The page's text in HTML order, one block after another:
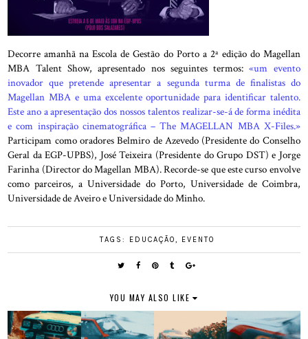
Decorre amanhã na Escola de Gestão do Porto a 2ª edição do Magellan
MBA Talent Show, apresentado nos seguintes termos:«um evento
inovador que pretende apresentar a segunda turma de finalistas do
Magellan MBA e uma excelente oportunidade para identificar talento.
Este ano a apresentação dos nossos talentos realizar-se-á de forma inédita
e com inspiração cinematográfica – The MAGELLAN MBA X-Files.»
Participam como oradores Belmiro de Azevedo (Presidente do Conselho
Geral da EGP-UPBS), José Teixeira (Presidente do Grupo DST) e Jorge
Farinha (Director do Magellan MBA). Recorde-se que este curso envolve
como parceiros, a Universidade do Porto, Universidade de Coimbra,
Universidade de Aveiro e Universidade do Minho.
TAGS: EDUCAÇÃO, EVENTO
YOU MAY ALSO LIKE